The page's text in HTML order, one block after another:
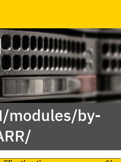
modules/by-